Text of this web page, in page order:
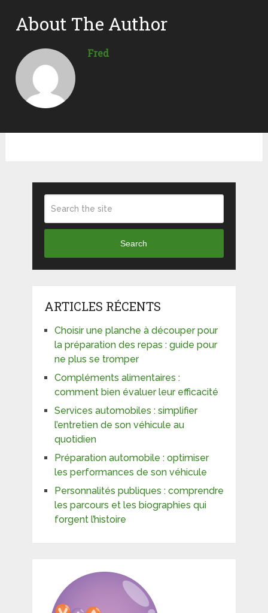
About The Author
Fred
Search
ARTICLES RÉCENTS
Choisir une planche à découper pour
la préparation des repas : guide pour
ne plus se tromper
Compléments alimentaires :
comment bien évaluer leur efficacité
Services automobiles : simplifier
l’entretien de son véhicule au
quotidien
Préparation automobile : optimiser
les performances de son véhicule
Personnalités publiques : comprendre
les parcours et les biographies qui
forgent l’histoire